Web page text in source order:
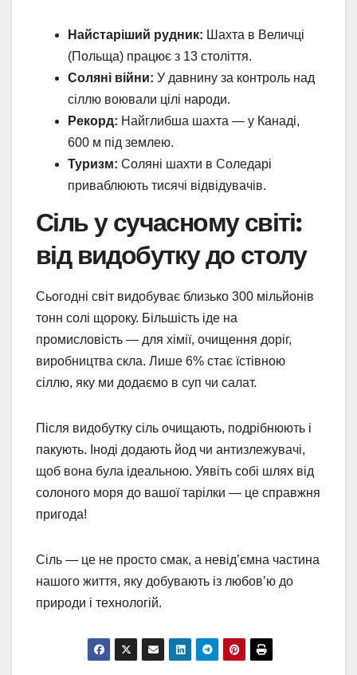
Найстаріший рудник: Шахта в Величці
(Польща) працює з 13 століття.
Соляні війни: У давнину за контроль над
сіллю воювали цілі народи.
Рекорд: Найглибша шахта — у Канаді,
600 м під землею.
Туризм: Соляні шахти в Соледарі
приваблюють тисячі відвідувачів.
Сіль у сучасному світі:
від видобутку до столу
Сьогодні світ видобуває близько 300 мільйонів
тонн солі щороку. Більшість іде на
промисловість — для хімії, очищення доріг,
виробництва скла. Лише 6% стає їстівною
сіллю, яку ми додаємо в суп чи салат.
Після видобутку сіль очищають, подрібнюють і
пакують. Іноді додають йод чи антизлежувачі,
щоб вона була ідеальною. Уявіть собі шлях від
солоного моря до вашої тарілки — це справжня
пригода!
Сіль — це не просто смак, а невід’ємна частина
нашого життя, яку добувають із любов’ю до
природи і технологій.